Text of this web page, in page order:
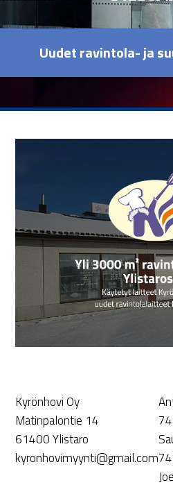
Uudet ravintola- ja
Kyrönhovi Oy
Matinpalontie 14
61400 Ylistaro
kyronhovimyynti@gmail.com